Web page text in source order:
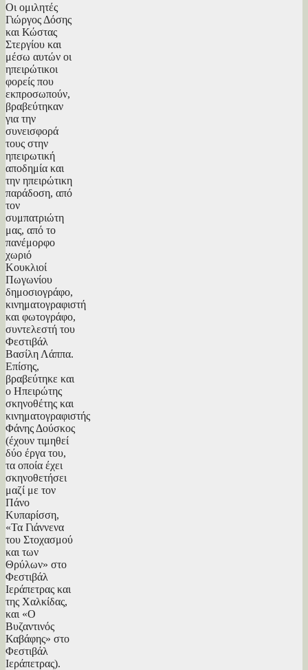
Οι ομιλητές
Γιώργος Δόσης
και Κώστας
Στεργίου και
μέσω αυτών οι
ηπειρώτικοι
φορείς που
εκπροσωπούν,
βραβεύτηκαν
για την
συνεισφορά
τους στην
ηπειρωτική
αποδημία και
την ηπειρώτικη
παράδοση, από
τον
συμπατριώτη
μας, από το
πανέμορφο
χωριό
Κουκλιοί
Πωγωνίου
δημοσιογράφο,
κινηματογραφιστή
και φωτογράφο,
συντελεστή του
Φεστιβάλ
Βασίλη Λάππα.
Επίσης,
βραβεύτηκε και
ο Ηπειρώτης
σκηνοθέτης και
κινηματογραφιστής
Φάνης Δούσκος
(έχουν τιμηθεί
δύο έργα του,
τα οποία έχει
σκηνοθετήσει
μαζί με τον
Πάνο
Κυπαρίσση,
«Τα Γιάννενα
του Στοχασμού
και των
Θρύλων» στο
Φεστιβάλ
Ιεράπετρας και
της Χαλκίδας,
και «Ο
Βυζαντινός
Καβάφης» στο
Φεστιβάλ
Ιεράπετρας).